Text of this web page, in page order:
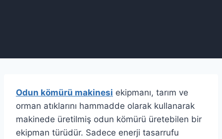
Odun kömürü makinesi ekipmanı, tarım ve
orman atıklarını hammadde olarak kullanarak
makinede üretilmiş odun kömürü üretebilen bir
ekipman türüdür. Sadece enerji tasarrufu